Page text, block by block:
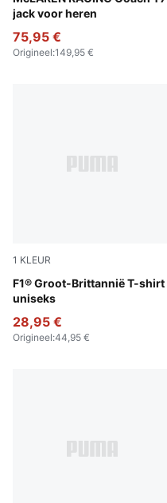
jack voor heren
75,95 €
Origineel:149,95 €
1 KLEUR
F1® Groot-Brittannië T-shirt
uniseks
Puma Black
28,95 €
Origineel:44,95 €